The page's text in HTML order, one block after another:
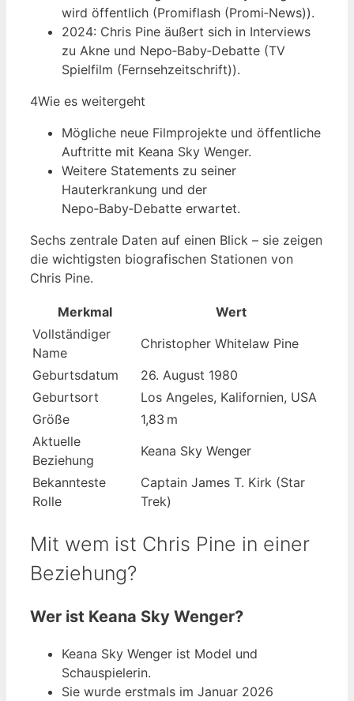
wird öffentlich (Promiflash (Promi‑News)).
2024: Chris Pine äußert sich in Interviews
zu Akne und Nepo‑Baby‑Debatte (TV
Spielfilm (Fernsehzeitschrift)).
4Wie es weitergeht
Mögliche neue Filmprojekte und öffentliche
Auftritte mit Keana Sky Wenger.
Weitere Statements zu seiner
Hauterkrankung und der
Nepo‑Baby‑Debatte erwartet.
Sechs zentrale Daten auf einen Blick – sie zeigen
die wichtigsten biografischen Stationen von
Chris Pine.
Merkmal
Wert
Vollständiger
Name
Christopher Whitelaw Pine
Geburtsdatum
26. August 1980
Geburtsort
Los Angeles, Kalifornien, USA
Größe
1,83 m
Aktuelle
Beziehung
Keana Sky Wenger
Bekannteste
Rolle
Captain James T. Kirk (Star
Trek)
Mit wem ist Chris Pine in einer
Beziehung?
Wer ist Keana Sky Wenger?
Keana Sky Wenger ist Model und
Schauspielerin.
Sie wurde erstmals im Januar 2026